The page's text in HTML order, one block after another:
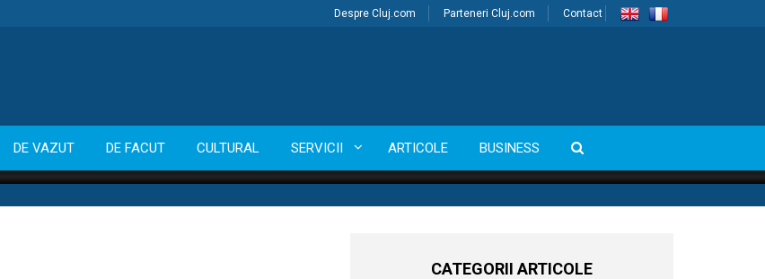
Despre Cluj.com Parteneri Cluj.com Contact
DE VAZUT DE FACUT CULTURAL SERVICII ARTICOLE BUSINESS
CATEGORII ARTICOLE